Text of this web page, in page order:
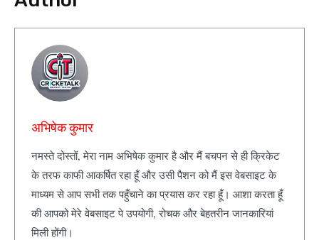
अभिषेक कुमार
नमस्ते दोस्तों, मेरा नाम अभिषेक कुमार है और मैं बचपन से ही क्रिकेट
के तरफ काफी आकर्षित रहा हूँ और उसी पैशन को मैं इस वेबसाइट के
माध्यम से आप सभी तक पहुँचाने का प्रयास कर रहा हूँ। आशा करता हूँ
की आपको मेरे वेबसाइट पे उपयोगी, रोचक और बेहतरीन जानकारियां
मिली होंगी।